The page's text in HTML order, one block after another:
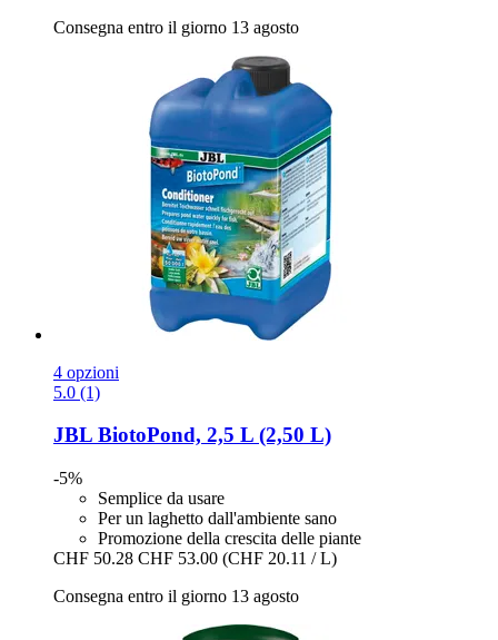
Consegna entro il giorno 13 agosto
4 opzioni
5.0 (1)
JBL BiotoPond, 2,5 L (2,50 L)
-5%
Semplice da usare
Per un laghetto dall'ambiente sano
Promozione della crescita delle piante
CHF 50.28 CHF 53.00 (CHF 20.11 / L)
Consegna entro il giorno 13 agosto